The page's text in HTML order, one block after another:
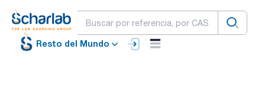
Resto del Mundo